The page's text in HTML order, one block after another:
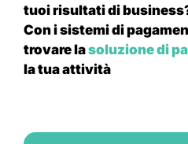
tuoi risultati di
Con i sistemi di
trovare lasoluzione di
la tua attività